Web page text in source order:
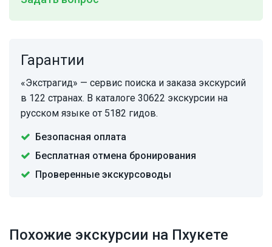
Гарантии
«Экстрагид» — сервис поиска и заказа экскурсий
в 122 странах. В каталоге 30622 экскурсии на
русском языке от 5182 гидов.
Безопасная оплата
Бесплатная отмена бронирования
Проверенные экскурсоводы
Похожие экскурсии на Пхукете